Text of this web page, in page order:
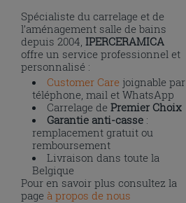
Spécialiste du carrelage et de
l’aménagement salle de bains
depuis 2004, IPERCERAMICA
offre un service professionnel et
personnalisé :
Customer Carejoignable par
téléphone, mail et WhatsApp
Carrelage de Premier Choix
Garantie anti-casse:
remplacement gratuit ou
remboursement
Livraison dans toute la
Belgique
Pour en savoir plus consultez la
page à propos de nous